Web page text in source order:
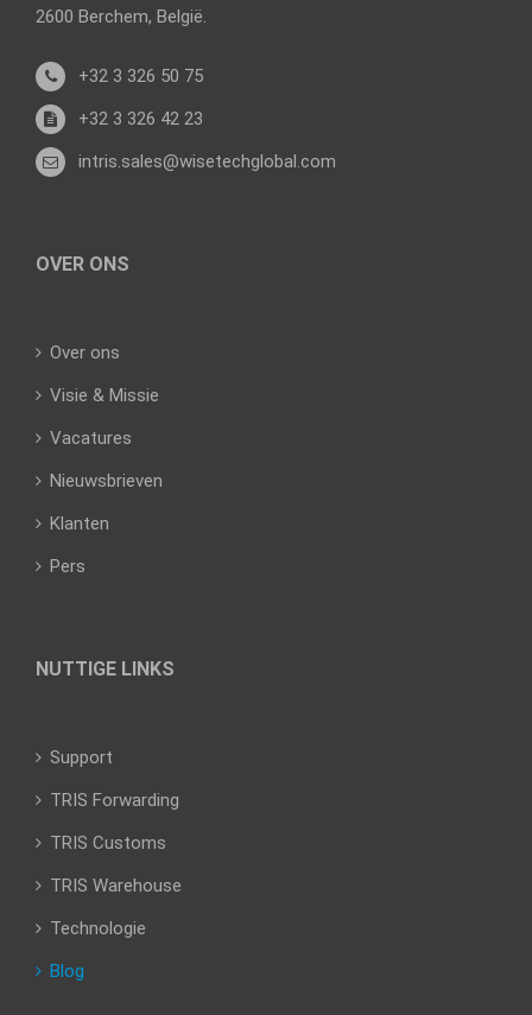
2600 Berchem, België.
+32 3 326 50 75
+32 3 326 42 23
intris.sales@wisetechglobal.com
OVER ONS
Over ons
Visie & Missie
Vacatures
Nieuwsbrieven
Klanten
Pers
NUTTIGE LINKS
Support
TRIS Forwarding
TRIS Customs
TRIS Warehouse
Technologie
Blog